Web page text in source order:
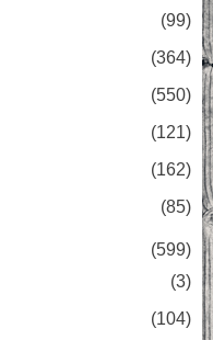
(99)
(364)
(550)
(121)
(162)
(85)
(599)
(3)
(104)